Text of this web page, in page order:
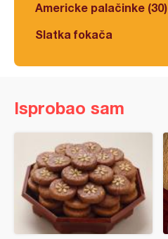
Americke palačinke (30)
Slatka fokača
Isprobao sam